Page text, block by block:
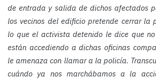
de entrada y salida de dichos afectados
los vecinos del edificio pretende cerrar la
lo que el activista detenido le dice que
están accediendo a dichas oficinas
le amenaza con llamar a la policía.
cuándo ya nos marchábamos a la